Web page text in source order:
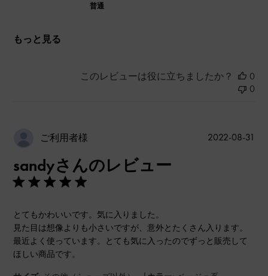
普通
もっと見る
このレビューは役に立ちましたか？
0
0
ご利用者様
sandyさんのレビュー
とてもかわいいです。気に入りました。
見た目は想像よりも小さいですが、意外とたくさん入ります。
最近よく使っています。とても気に入ったのでずっと販売して
ほしい商品です。
2022-08-31